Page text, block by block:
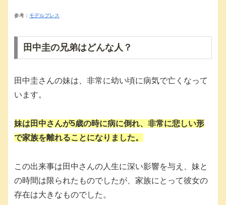
参考： モデルプレス
田中圭の兄弟はどんな人？
田中圭さんの妹は、非常に幼い頃に病気で亡くなって
います。
妹は田中さんが5歳の時に病に倒れ、非常に悲しい形
で家族を離れることになりました。
この出来事は田中さんの人生に深い影響を与え、妹と
の時間は限られたものでしたが、家族にとって彼女の
存在は大きなものでした。